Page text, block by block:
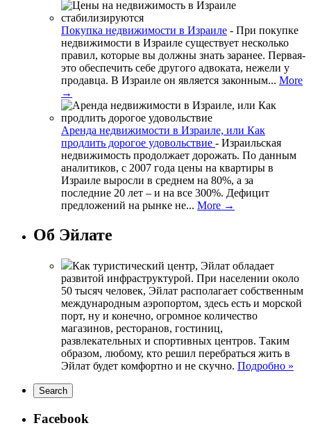
Покупка недвижимости в Израиле - При покупке
недвижимости в Израиле существует несколько
правил, которые вы должны знать заранее. Первая-
это обеспечить себе другого адвоката, нежели у
продавца. В Израиле он является законным... More
→
Аренда недвижимости в Израиле, или Как
продлить дорогое удовольствие - Израильская
недвижимость продолжает дорожать. По данным
аналитиков, с 2007 года цены на квартиры в
Израиле выросли в среднем на 80%, а за
последние 20 лет – и на все 300%. Дефицит
предложений на рынке не... More →
Об Эйлате
Как туристический центр, Эйлат обладает
развитой инфраструктурой. При населении около
50 тысяч человек, Эйлат располагает собственным
международным аэропортом, здесь есть и морской
порт, ну и конечно, огромное количество
магазинов, ресторанов, гостиниц,
развлекательных и спортивных центров. Таким
образом, любому, кто решил перебраться жить в
Эйлат будет комфортно и не скучно. Подробно »
Facebook